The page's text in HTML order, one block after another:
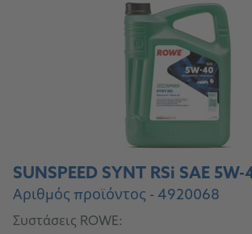
SUNSPEED SYNT RSi SAE 5W-
Αριθμός προϊόντος - 4920068
Συστάσεις ROWE: